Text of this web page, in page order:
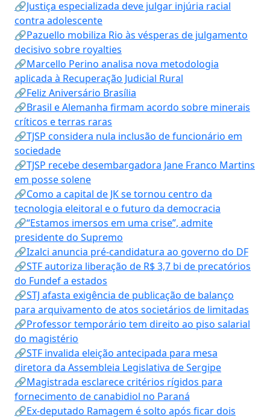
🔗Justiça especializada deve julgar injúria racial
contra adolescente
🔗Pazuello mobiliza Rio às vésperas de julgamento
decisivo sobre royalties
🔗Marcello Perino analisa nova metodologia
aplicada à Recuperação Judicial Rural
🔗Feliz Aniversário Brasília
🔗Brasil e Alemanha firmam acordo sobre minerais
críticos e terras raras
🔗TJSP considera nula inclusão de funcionário em
sociedade
🔗TJSP recebe desembargadora Jane Franco Martins
em posse solene
🔗Como a capital de JK se tornou centro da
tecnologia eleitoral e o futuro da democracia
🔗“Estamos imersos em uma crise”, admite
presidente do Supremo
🔗Izalci anuncia pré-candidatura ao governo do DF
🔗STF autoriza liberação de R$ 3,7 bi de precatórios
do Fundef a estados
🔗STJ afasta exigência de publicação de balanço
para arquivamento de atos societários de limitadas
🔗Professor temporário tem direito ao piso salarial
do magistério
🔗STF invalida eleição antecipada para mesa
diretora da Assembleia Legislativa de Sergipe
🔗Magistrada esclarece critérios rígidos para
fornecimento de canabidiol no Paraná
🔗Ex-deputado Ramagem é solto após ficar dois